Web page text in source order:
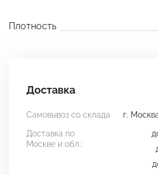
Плотность
Доставка
Самовывоз со склада
г.
Доставка по
Москве и обл.: